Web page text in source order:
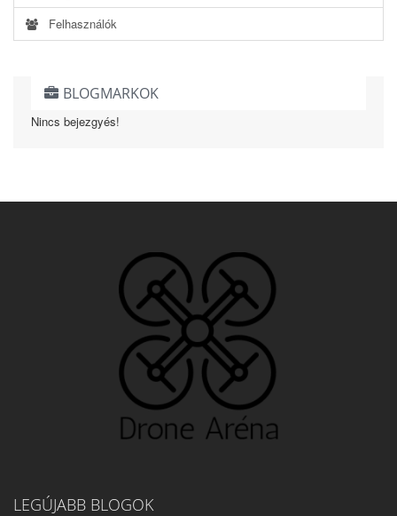
Felhasználók
BLOGMARKOK
Nincs bejezgyés!
LEGÚJABB BLOGOK